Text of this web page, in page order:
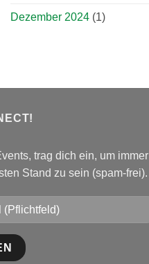
Dezember 2024(1)
trag dich ein, um immer
Stand zu sein (spam-frei).